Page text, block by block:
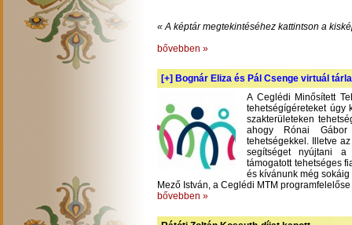
« A képtár megtekintéséhez kattintson a
bővebben »
[+] Bognár Eliza és Pál Csenge virtuál
A Ceglédi Minősített
tehetségígéreteket úgy
szakterületeken
ahogy Rónai Gábor
tehetségekkel. Illetve
segítséget nyújtani a
támogatott tehetséges
és kívánunk még
Mező István, a Ceglédi MTM programfelelőse
bővebben »